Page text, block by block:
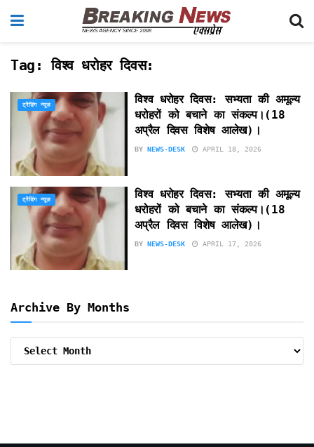
Tag:विश्व धरोहर दिवस:
ट्रेंडिंग न्यूज़
विश्व धरोहर दिवस: सभ्यता की अमूल्य
धरोहरों को बचाने का संकल्प।(18
अप्रैल दिवस विशेष आलेख)।
BY NEWS-DESK APRIL 18, 2026
ट्रेंडिंग न्यूज़
विश्व धरोहर दिवस: सभ्यता की अमूल्य
धरोहरों को बचाने का संकल्प।(18
अप्रैल दिवस विशेष आलेख)।
BY NEWS-DESK APRIL 17, 2026
Archive By Months